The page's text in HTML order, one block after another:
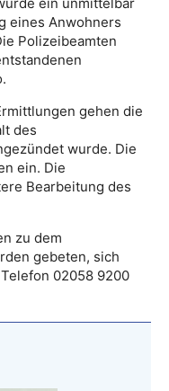
eines Anwohners
Polizeibeamten
gehen die
des
wurde. Die
ein. Die
Bearbeitung des
zu dem
gebeten, sich
02058 9200